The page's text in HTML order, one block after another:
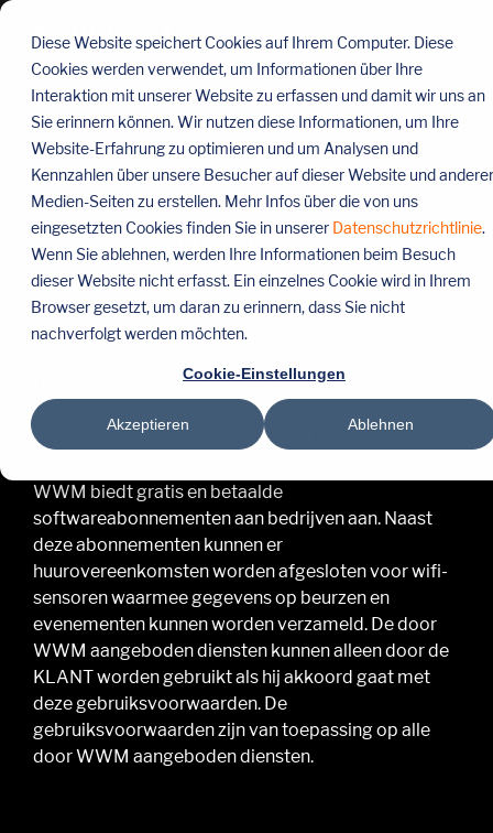
Diese Website speichert Cookies auf Ihrem Computer. Diese
Cookies werden verwendet, um Informationen über Ihre
Interaktion mit unserer Website zu erfassen und damit wir uns an
Sie erinnern können. Wir nutzen diese Informationen, um Ihre
Website-Erfahrung zu optimieren und um Analysen und
Kennzahlen über unsere Besucher auf dieser Website und
Medien-Seiten zu erstellen. Mehr Infos über die von uns
eingesetzten Cookies finden Sie in unserer Datenschutzrichtlinie.
Wenn Sie ablehnen, werden Ihre Informationen beim Besuch
dieser Website nicht erfasst. Ein einzelnes Cookie wird in Ihrem
Browser gesetzt, um daran zu erinnern, dass Sie nicht
nachverfolgt werden möchten.
Cookie-Einstellungen
Akzeptieren Ablehnen
Menü
überspringen
RocketExpo
RocketExpo is een bedrijfsonderdeel van WWM
GmbH & Co. KG
Laatste wijziging: 01.12.2019
PREAMBULE
Door akkoord te gaan met de gebruiksvoorwaarden
worden deze onderdeel van de overeenkomst
tussen u (hierna: KLANT) en WWM.
WWM biedt gratis en betaalde
softwareabonnementen aan bedrijven aan. Naast
deze abonnementen kunnen er
huurovereenkomsten worden afgesloten voor wifi-
sensoren waarmee gegevens op beurzen en
evenementen kunnen worden verzameld. De door
WWM aangeboden diensten kunnen alleen door de
KLANT worden gebruikt als hij akkoord gaat met
deze gebruiksvoorwaarden. De
gebruiksvoorwaarden zijn van toepassing op alle
door WWM aangeboden diensten.